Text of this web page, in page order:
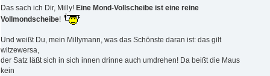
Das sach ich Dir, Milly! Eine Mond-Vollscheibe ist eine reine
Vollmondscheibe!
Und weißt Du, mein Millymann, was das Schönste daran ist: das gilt
witzewersa,
der Satz läßt sich in sich innen drinne auch umdrehen! Da beißt die Maus
kein